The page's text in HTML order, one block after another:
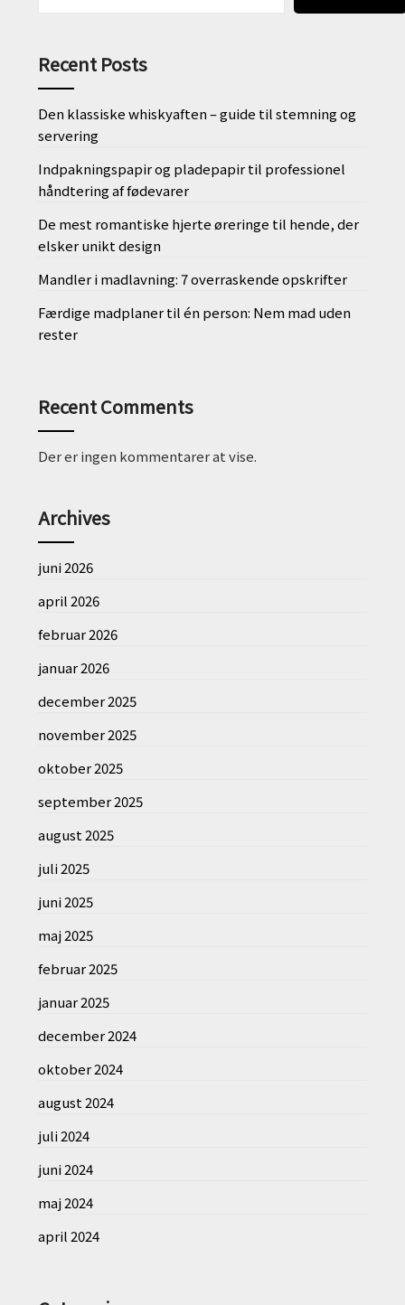
Recent Posts
Den klassiske whiskyaften – guide til stemning og
servering
Indpakningspapir og pladepapir til professionel
håndtering af fødevarer
De mest romantiske hjerte øreringe til hende, der
elsker unikt design
Mandler i madlavning: 7 overraskende opskrifter
Færdige madplaner til én person: Nem mad uden
rester
Recent Comments
Der er ingen kommentarer at vise.
Archives
juni 2026
april 2026
februar 2026
januar 2026
december 2025
november 2025
oktober 2025
september 2025
august 2025
juli 2025
juni 2025
maj 2025
februar 2025
januar 2025
december 2024
oktober 2024
august 2024
juli 2024
juni 2024
maj 2024
april 2024